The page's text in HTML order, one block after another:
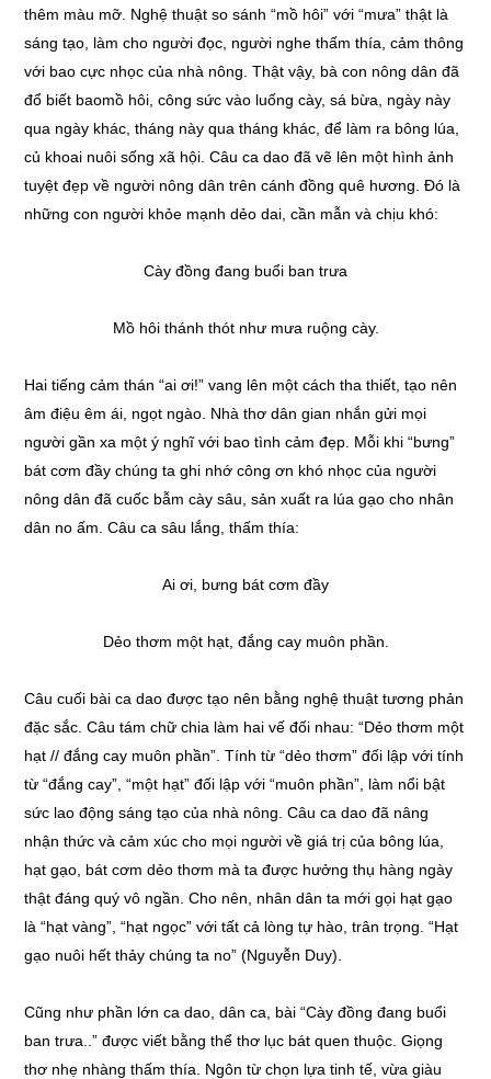
thêm màu mỡ. Nghệ thuật so sánh “mồ hôi” với “mưa” thật là
sáng tạo, làm cho người đọc, người nghe thấm thía, cảm thông
với bao cực nhọc của nhà nông. Thật vậy, bà con nông dân đã
đổ biết baomồ hôi, công sức vào luống cày, sá bừa, ngày này
qua ngày khác, tháng này qua tháng khác, để làm ra bông lúa,
củ khoai nuôi sống xã hội. Câu ca dao đã vẽ lên một hình ảnh
tuyệt đẹp về người nông dân trên cánh đồng quê hương. Đó là
những con người khỏe mạnh dẻo dai, cần mẫn và chịu khó:
Cày đồng đang buổi ban trưa
Mồ hôi thánh thót như mưa ruộng cày.
Hai tiếng cảm thán “ai ơi!” vang lên một cách tha thiết, tạo nên
âm điệu êm ái, ngọt ngào. Nhà thơ dân gian nhắn gửi mọi
người gần xa một ý nghĩ với bao tình cảm đẹp. Mỗi khi “bưng”
bát cơm đầy chúng ta ghi nhớ công ơn khó nhọc của người
nông dân đã cuốc bẫm cày sâu, sản xuất ra lúa gạo cho nhân
dân no ấm. Câu ca sâu lắng, thấm thía:
Ai ơi, bưng bát cơm đầy
Dẻo thơm một hạt, đắng cay muôn phần.
Câu cuối bài ca dao được tạo nên bằng nghệ thuật tương phản
đặc sắc. Câu tám chữ chia làm hai vế đối nhau: “Dẻo thơm một
hạt // đắng cay muôn phần”. Tính từ “dẻo thơm” đối lập với tính
từ “đắng cay”, “một hạt” đối lập với “muôn phần”, làm nổi bật
sức lao động sáng tạo của nhà nông. Câu ca dao đã nâng
nhận thức và cảm xúc cho mọi người về giá trị của bông lúa,
hạt gạo, bát cơm dẻo thơm mà ta được hưởng thụ hàng ngày
thật đáng quý vô ngần. Cho nên, nhân dân ta mới gọi hạt gạo
là “hạt vàng”, “hạt ngọc” với tất cả lòng tự hào, trân trọng. “Hạt
gạo nuôi hết thảy chúng ta no” (Nguyễn Duy).
Cũng như phần lớn ca dao, dân ca, bài “Cày đồng đang buổi
ban trưa..” được viết bằng thể thơ lục bát quen thuộc. Giọng
thơ nhẹ nhàng thấm thía. Ngôn từ chọn lựa tinh tế, vừa giàu